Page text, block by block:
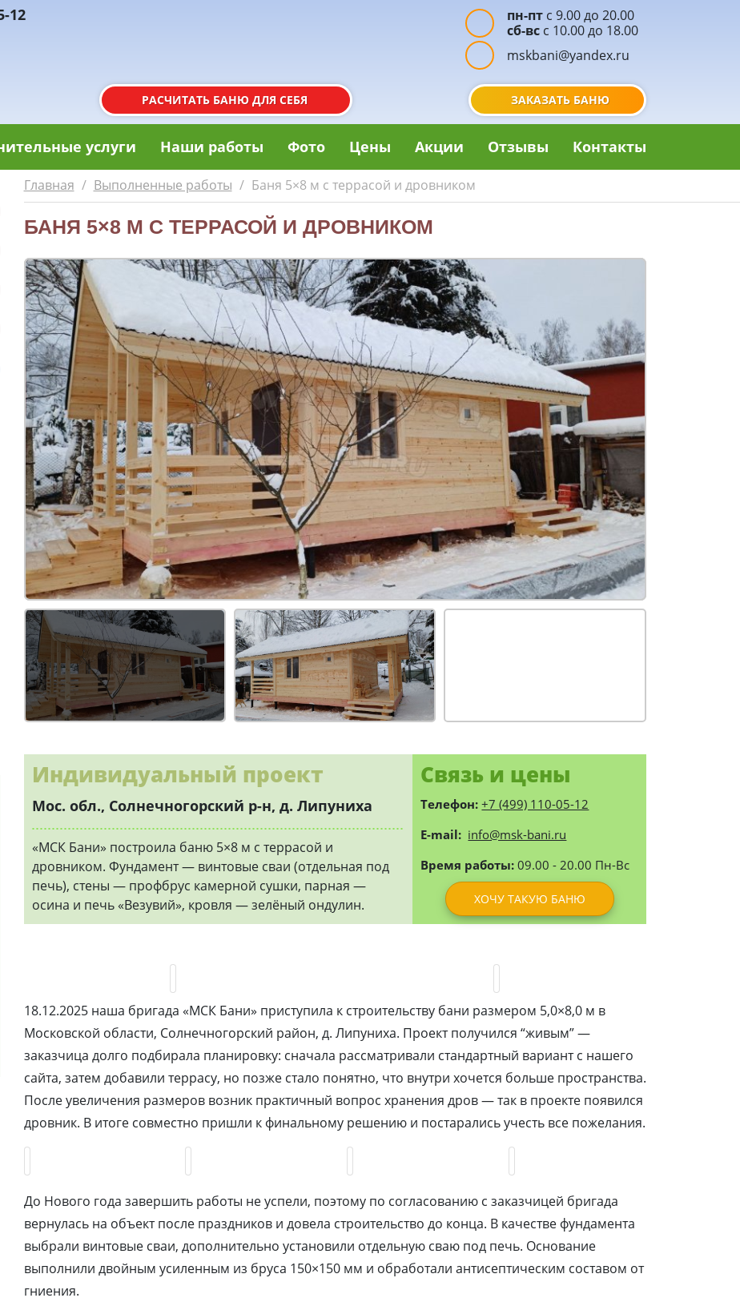
12
РАСЧИТАТЬ БАНЮ ДЛЯ СЕБЯ
пн-пт с 9.00 до 20.00
сб-вс с 10.00 до 18.00
mskbani@yandex.ru
ЗАКАЗАТЬ БАНЮ
услуги Наши работы Фото Цены Акции Отзывы Контакты
Главная / Выполненные работы / Баня 5×8 м с террасой и дровником
БАНЯ 5×8 М С ТЕРРАСОЙ И ДРОВНИКОМ
Индивидуальный проект
Мос. обл., Солнечногорский р-н, д. Липуниха
«МСК Бани» построила баню 5×8 м с террасой и
дровником. Фундамент — винтовые сваи (отдельная под
печь), стены — профбрус камерной сушки, парная —
осина и печь «Везувий», кровля — зелёный ондулин.
Связь и цены
Телефон: +7 (499) 110-05-12
E-mail: info@msk-bani.ru
Время работы: 09.00 - 20.00 Пн-Вс
ХОЧУ ТАКУЮ БАНЮ
18.12.2025 наша бригада «МСК Бани» приступила к строительству бани размером 5,0×8,0 м в
Московской области, Солнечногорский район, д. Липуниха. Проект получился “живым” —
заказчица долго подбирала планировку: сначала рассматривали стандартный вариант с нашего
сайта, затем добавили террасу, но позже стало понятно, что внутри хочется больше пространства.
После увеличения размеров возник практичный вопрос хранения дров — так в проекте появился
дровник. В итоге совместно пришли к финальному решению и постарались учесть все пожелания.
До Нового года завершить работы не успели, поэтому по согласованию с заказчицей бригада
вернулась на объект после праздников и довела строительство до конца. В качестве фундамента
выбрали винтовые сваи, дополнительно установили отдельную сваю под печь. Основание
выполнили двойным усиленным из бруса 150×150 мм и обработали антисептическим составом от
гниения.